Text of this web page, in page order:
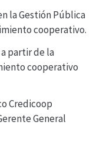
la Gestión Pública
cooperativo.
partir de la
cooperativo
Credicoop
General